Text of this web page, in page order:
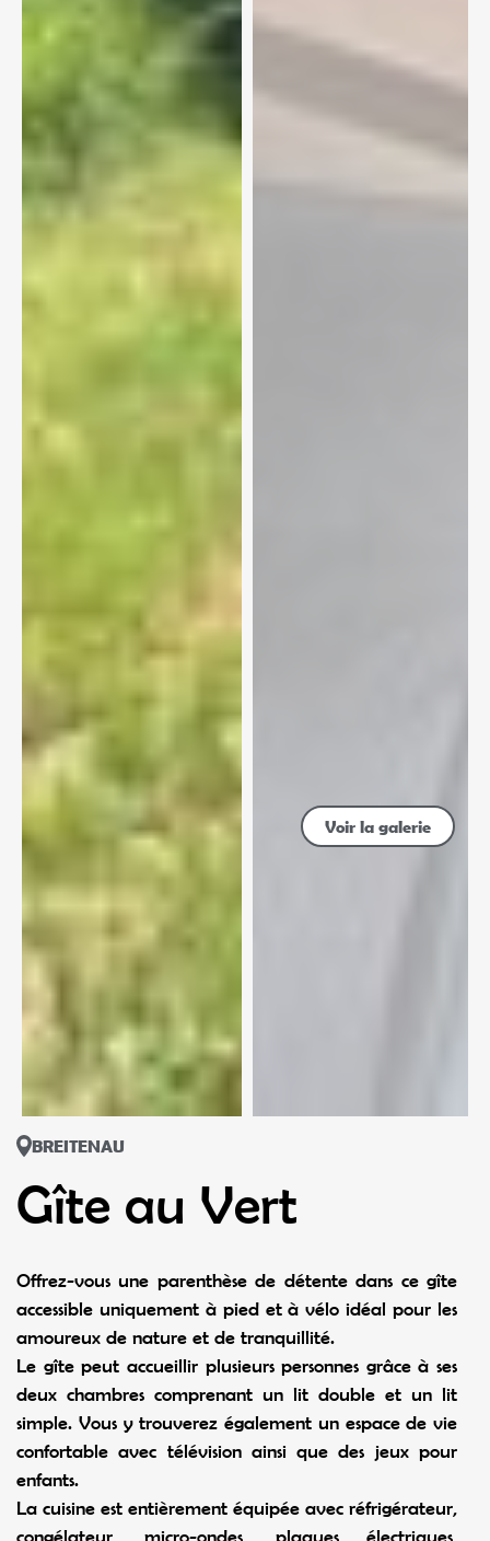
Voir la galerie
BREITENAU
Gîte au Vert
Offrez-vous une parenthèse de détente dans ce gîte
accessible uniquement à pied et à vélo idéal pour les
amoureux de nature et de tranquillité.
Le gîte peut accueillir plusieurs personnes grâce à ses
deux chambres comprenant un lit double et un lit
simple. Vous y trouverez également un espace de vie
confortable avec télévision ainsi que des jeux pour
enfants.
La cuisine est entièrement équipée avec réfrigérateur,
congélateur, micro-ondes, plaques électriques,